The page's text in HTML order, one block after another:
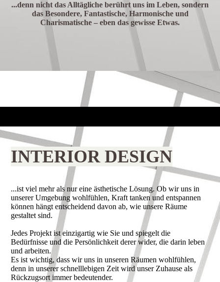
...denn nicht das Alltägliche berührt uns im Leben, sondern
das Besondere, Fantastische, Harmonische und
Charismatische – eben das gewisse Etwas.
INTERIOR DESIGN
...ist viel mehr als nur eine ästhetische Lösung. Ob wir uns in
unserer Umgebung wohlfühlen, Kraft tanken und entspannen
können hängt entscheidend davon ab, wie unsere Räume
gestaltet sind.
Jedes Projekt ist einzigartig wie Sie und spiegelt die
Bedürfnisse und die Persönlichkeit derer wider, die darin leben
und arbeiten.
Es ist wichtig, dass wir uns in unseren Räumen wohlfühlen,
denn in unserer schnelllebigen Zeit wird unser Zuhause als
Rückzugsort immer bedeutender.